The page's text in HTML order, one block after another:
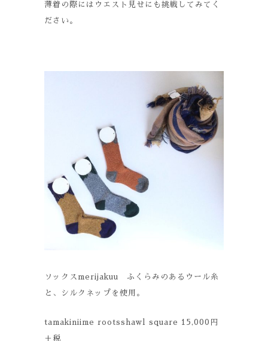
薄着の際にはウエスト見せにも挑戦してみてく
ださい。
ソックスmerijakuu ふくらみのあるウール糸
と、シルクネップを使用。
tamakiniime rootsshawl square 15,000円
＋税